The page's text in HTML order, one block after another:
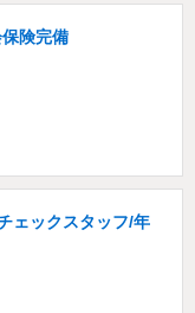
険完備
ェックスタッフ/年